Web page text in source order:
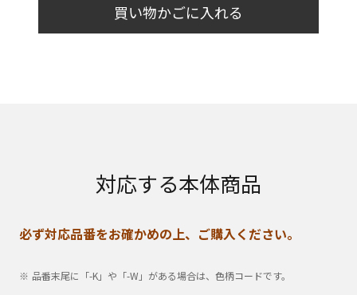
買い物かごに入れる
対応する本体商品
必ず対応品番をお確かめの上、ご購入ください。
品番末尾に「-K」や「-W」がある場合は、色柄コードです。